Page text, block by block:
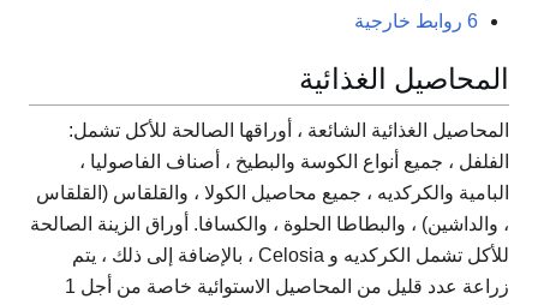
6 روابط خارجية
المحاصيل الغذائية
المحاصيل الغذائية الشائعة ، أوراقها الصالحة للأكل تشمل:
الفلفل ، جميع أنواع الكوسة والبطيخ ، أصناف الفاصوليا ،
البامية والكركديه ، جميع محاصيل الكولا ، والقلقاس (القلقاس
، والداشين) ، والبطاطا الحلوة ، والكسافا. أوراق الزينة الصالحة
للأكل تشمل الكركديه و Celosia ، بالإضافة إلى ذلك ، يتم
زراعة عدد قليل من المحاصيل الاستوائية خاصة من أجل 1